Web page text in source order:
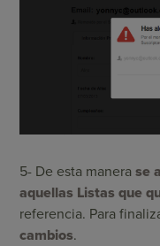
5- De esta manerase
aquellas Listas que
referencia. Para
cambios.